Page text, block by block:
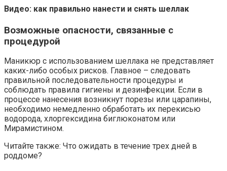
Видео: как правильно нанести и снять шеллак
Возможные опасности, связанные с
процедурой
Маникюр с использованием шеллака не представляет
каких-либо особых рисков. Главное – следовать
правильной последовательности процедуры и
соблюдать правила гигиены и дезинфекции. Если в
процессе нанесения возникнут порезы или царапины,
необходимо немедленно обработать их перекисью
водорода, хлоргексидина биглюконатом или
Мирамистином.
Читайте также: Что ожидать в течение трех дней в
роддоме?